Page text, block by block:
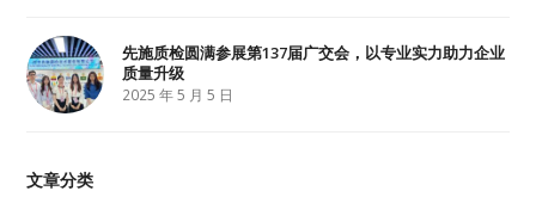
先施质检圆满参展第137届广交会，以专业实力助力企业
质量升级
2025 年 5 月 5 日
文章分类